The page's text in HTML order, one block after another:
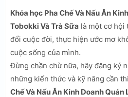
Khóa học Pha Chế Và Nấu Ăn
Tobokki Và Trà Sữa là một cơ hội
đổi cuộc đời, thực hiện ước mơ
cuộc sống của mình.
Đừng chần chừ nữa, hãy đăng ký
những kiến thức và kỹ năng cần
Chế Và Nấu Ăn Kinh Doanh Quán